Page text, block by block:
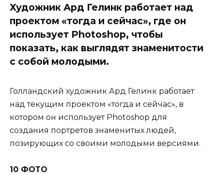
Художник Ард Гелинк работает над
проектом «тогда и сейчас», где он
использует Photoshop, чтобы
показать, как выглядят знаменитости
с собой молодыми.
Голландский художник Ард Гелинк работает
над текущим проектом «тогда и сейчас», в
котором он использует Photoshop для
создания портретов знаменитых людей,
позирующих со своими молодыми версиями.
10 ФОТО